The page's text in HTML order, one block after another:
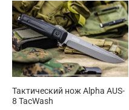
Тактический нож Alpha AUS-
8 TacWash